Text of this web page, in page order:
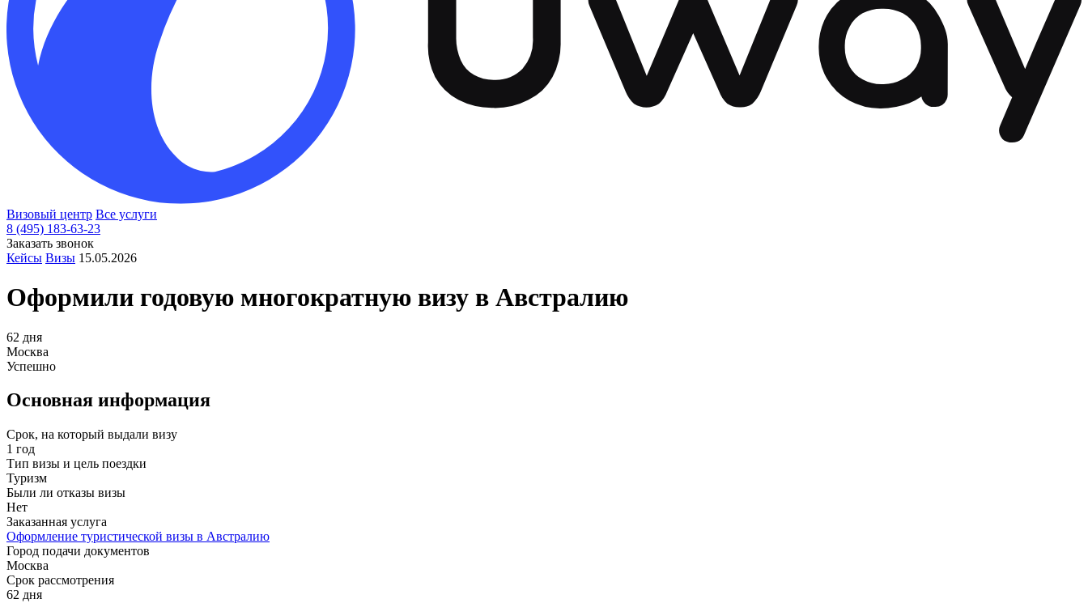
Визовый центр Все услуги
8 (495) 183-63-23
Заказать звонок
Кейсы Визы 15.05.2026
Оформили годовую многократную визу в Австралию
62 дня
Москва
Успешно
Основная информация
Срок, на который выдали визу
1 год
Тип визы и цель поездки
Туризм
Были ли отказы визы
Нет
Заказанная услуга
Оформление туристической визы в Австралию
Город подачи документов
Москва
Срок рассмотрения
62 дня